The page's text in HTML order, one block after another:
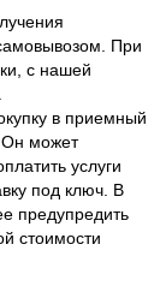
При
с нашей
в приемный
может
услуги
под ключ. В
предупредить
стоимости